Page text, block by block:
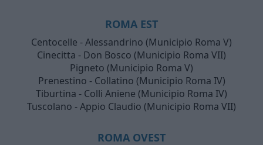
ROMA EST
Centocelle - Alessandrino (Municipio Roma V)
Cinecitta - Don Bosco (Municipio Roma VII)
Pigneto (Municipio Roma V)
Prenestino - Collatino (Municipio Roma IV)
Tiburtina - Colli Aniene (Municipio Roma IV)
Tuscolano - Appio Claudio (Municipio Roma VII)
ROMA OVEST